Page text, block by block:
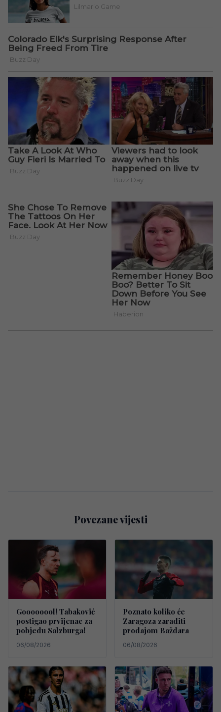
Povezane vijesti
Goooooool! Tabaković
postigao prvijenac za
pobjedu Salzburga!
06/08/2026
Poznato koliko će
Zaragoza zaraditi
prodajom Baždara
06/08/2026